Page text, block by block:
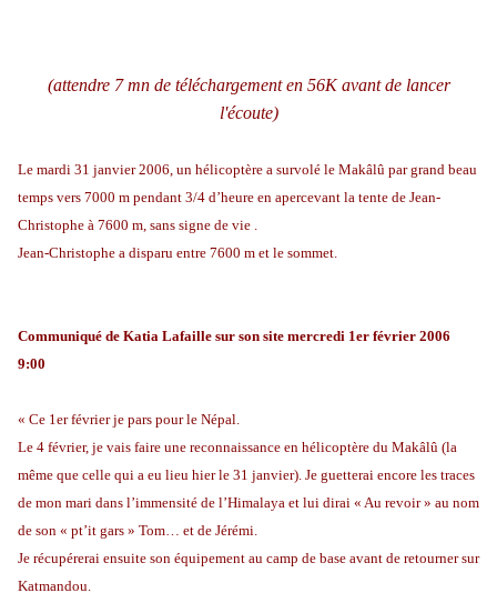
(attendre 7 mn de téléchargement en 56K avant de lancer
l'écoute)
Le mardi 31 janvier 2006, un hélicoptère a survolé le Makâlû par grand beau
temps vers 7000 m pendant 3/4 d’heure en apercevant la tente de Jean-
Christophe à 7600 m, sans signe de vie .
Jean-Christophe a disparu entre 7600 m et le sommet.
Communiqué de Katia Lafaille sur son site mercredi 1er février 2006
9:00
« Ce 1er février je pars pour le Népal.
Le 4 février, je vais faire une reconnaissance en hélicoptère du Makâlû (la
même que celle qui a eu lieu hier le 31 janvier). Je guetterai encore les traces
de mon mari dans l’immensité de l’Himalaya et lui dirai « Au revoir » au nom
de son « pt’it gars » Tom… et de Jérémi.
Je récupérerai ensuite son équipement au camp de base avant de retourner sur
Katmandou.